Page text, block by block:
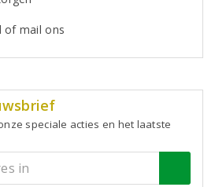
of mail ons
speciale acties en het laatste